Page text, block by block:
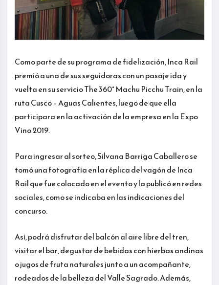
Como parte de su programa de fidelización, Inca Rail
premió a una de sus seguidoras con un pasaje ida y
vuelta en su servicio The 360° Machu Picchu Train, en la
ruta Cusco – Aguas Calientes, luego de que ella
participara en la activación de la empresa en la Expo
Vino 2019.
Para ingresar al sorteo, Silvana Barriga Caballero se
tomó una fotografía en la réplica del vagón de Inca
Rail que fue colocado en el evento y la publicó en redes
sociales, como se indicaba en las indicaciones del
concurso.
Así, podrá disfrutar del balcón al aire libre del tren,
visitar el bar, degustar de bebidas con hierbas andinas
o jugos de fruta naturales junto a un acompañante,
rodeados de la belleza del Valle Sagrado. Además,